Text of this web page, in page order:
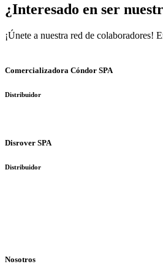
¿Interesado en ser
¡Únete a nuestra red de colaboradores!
Comercializadora Cóndor SPA
Distribuidor
Disrover SPA
Distribuidor
Nosotros